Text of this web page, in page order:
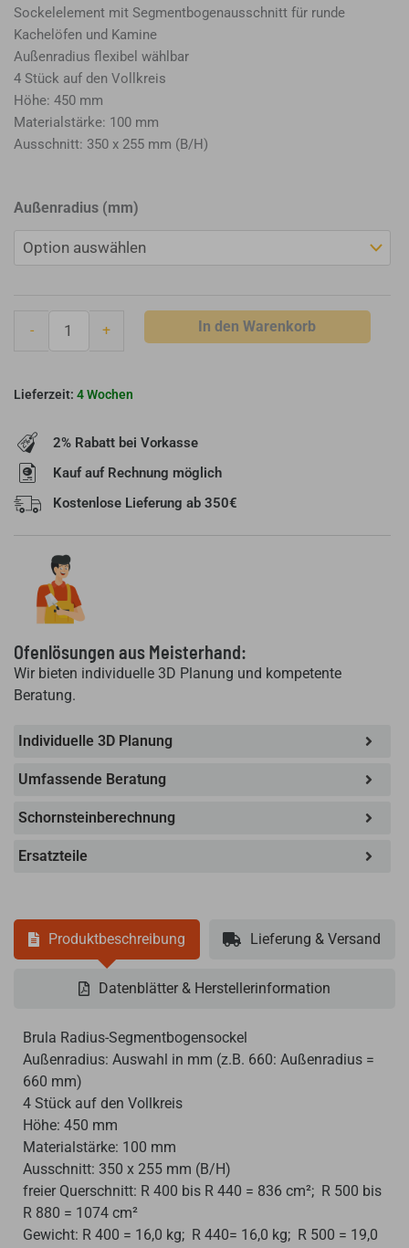
Sockelelement mit Segmentbogenausschnitt für runde
Kachelöfen und Kamine
Außenradius flexibel wählbar
4 Stück auf den Vollkreis
Höhe: 450 mm
Materialstärke: 100 mm
Ausschnitt: 350 x 255 mm (B/H)
Außenradius (mm)
-
Brula
Segmentbogensockel
(R
+ In den Warenkorb
4 Wochen
2% Rabatt bei Vorkasse
Kauf auf Rechnung möglich
Kostenlose Lieferung ab 350€
Ofenlösungen aus Meisterhand:
Wir bieten individuelle 3D Planung und kompetente
Beratung.
Individuelle 3D Planung
Umfassende Beratung
Schornsteinberechnung
Ersatzteile
Produktbeschreibung Lieferung & Versand
Datenblätter & Herstellerinformation
Brula Radius-Segmentbogensockel
Außenradius: Auswahl in mm (z.B. 660: Außenradius =
660 mm)
4 Stück auf den Vollkreis
Höhe: 450 mm
Materialstärke: 100 mm
Ausschnitt: 350 x 255 mm (B/H)
freier Querschnitt: R 400 bis R 440 = 836 cm²; R 500 bis
R 880 = 1074 cm²
Gewicht: R 400 = 16,0 kg; R 440= 16,0 kg; R 500 = 19,0